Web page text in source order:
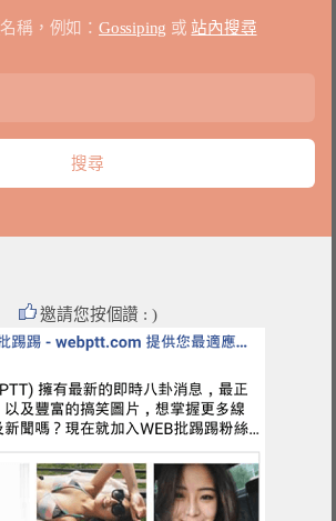
稱，例如：Gossiping 或 站內搜尋
邀請您按個讚 : )